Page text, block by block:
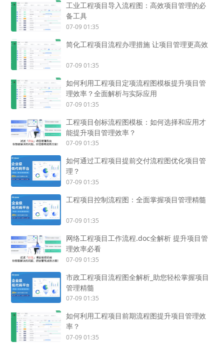
工业工程项目导入流程图：高效项目管理的必
备工具
07-09 01:35
简化工程项目流程办理措施 让项目管理更高效
07-09 01:35
如何利用工程项目定项流程图模板提升项目管
理效率？全面解析与实际应用
07-09 01:35
工程项目创标流程图模板：如何选择和应用才
能提升项目管理效率？
07-09 01:35
如何通过工程项目提前交付流程图优化项目管
理？
07-09 01:35
工程项目控制流程图：全面掌握项目管理精髓
07-09 01:35
网络工程项目工作流程.doc全解析 提升项目管
理效率必看
07-09 01:35
市政工程项目流程图全解析_助您轻松掌握项目
管理精髓
07-09 01:35
如何利用工程项目前期流程图提升项目管理效
率？
07-09 01:35